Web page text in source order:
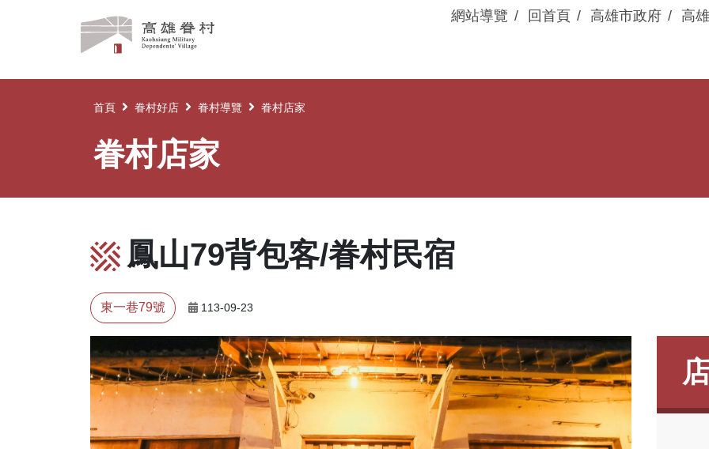
高
雄
眷
網站導覽 回首頁 高雄市政府 高
首頁 眷村好店 眷村導覽 眷村店家
眷村店家
鳳山79背包客/眷村民宿
東一巷79號 113-09-23